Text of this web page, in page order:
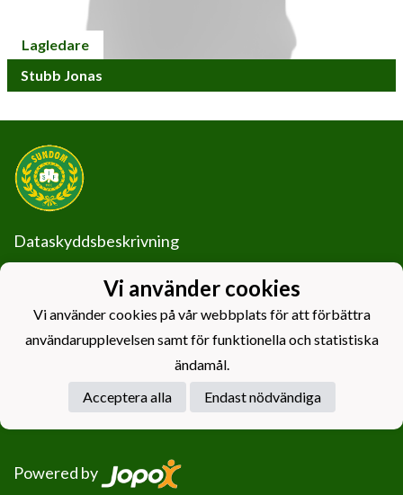
Lagledare
Stubb Jonas
Dataskyddsbeskrivning
Sundom Idrottsförening r.f.
0460065-2
c/o Tomas West
Långängstået 49, 65410 Sundom
Powered by
Vi använder cookies
Vi använder cookies på vår webbplats för att förbättra
användarupplevelsen samt för funktionella och statistiska
ändamål.
Acceptera alla
Endast nödvändiga